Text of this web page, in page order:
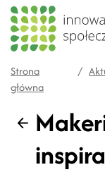
Strona
główna
/
Wstecz